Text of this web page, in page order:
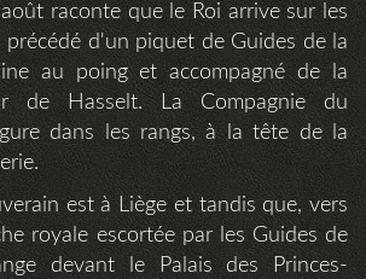
raconte que le Roi arrive sur les
précédé d'un piquet de Guides de la
au poing et accompagné de la
de Hasselt. La Compagnie du
dans les rangs, à la tête de la
est à Liège et tandis que, vers
royale escortée par les Guides de
devant le Palais des Princes-